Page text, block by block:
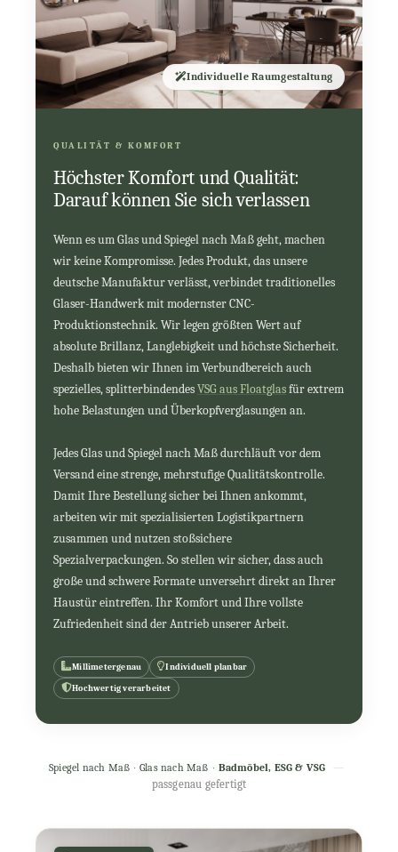
QUALITÄT & KOMFORT
Höchster Komfort und Qualität:
Darauf können Sie sich verlassen
Wenn es um Glas und Spiegel nach Maß geht, machen
wir keine Kompromisse. Jedes Produkt, das unsere
deutsche Manufaktur verlässt, verbindet traditionelles
Glaser-Handwerk mit modernster CNC-
Produktionstechnik. Wir legen größten Wert auf
absolute Brillanz, Langlebigkeit und höchste Sicherheit.
Deshalb bieten wir Ihnen im Verbundbereich auch
spezielles, splitterbindendesVSG aus Floatglasfür extrem
hohe Belastungen und Überkopfverglasungen an.
Jedes Glas und Spiegel nach Maß durchläuft vor dem
Versand eine strenge, mehrstufige Qualitätskontrolle.
Damit Ihre Bestellung sicher bei Ihnen ankommt,
arbeiten wir mit spezialisierten Logistikpartnern
zusammen und nutzen stoßsichere
Spezialverpackungen. So stellen wir sicher, dass auch
große und schwere Formate unversehrt direkt an Ihrer
Haustür eintreffen. Ihr Komfort und Ihre vollste
Zufriedenheit sind der Antrieb unserer Arbeit.
Millimetergenau Individuell planbar
Hochwertig verarbeitet
Individuelle Raumgestaltung
Spiegel nach Maß · Glas nach Maß · Badmöbel, ESG & VSG —
passgenau gefertigt